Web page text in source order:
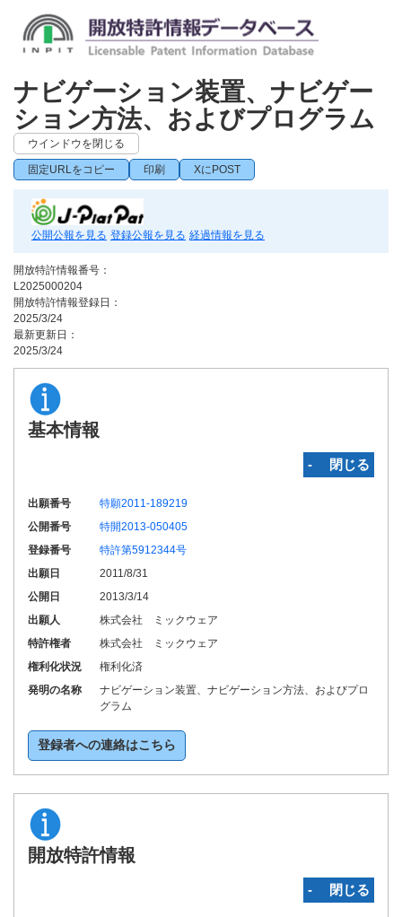
ナビゲーション装置、ナビゲー
ション方法、およびプログラム
ウインドウを閉じる
固定URLをコピー 印刷 XにPOST
公開公報を見る 登録公報を見る 経過情報を見る
開放特許情報番号：
L2025000204
開放特許情報登録日：
2025/3/24
最新更新日：
2025/3/24
基本情報
‐ 閉じる
出願番号
特願2011-189219
公開番号
特開2013-050405
登録番号
特許第5912344号
出願日
2011/8/31
公開日
2013/3/14
出願人
株式会社 ミックウェア
特許権者
株式会社 ミックウェア
権利化状況
権利化済
発明の名称
ナビゲーション装置、ナビゲーション方法、およびプロ
グラム
登録者への連絡はこちら
開放特許情報
‐ 閉じる